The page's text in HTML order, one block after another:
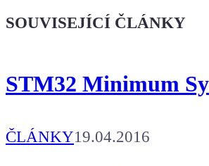
SOUVISEJÍCÍ ČLÁNKY
STM32 Minimum
ČLÁNKY19.04.2016